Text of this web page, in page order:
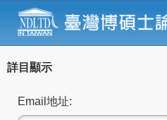
詳目顯示
Email地址: